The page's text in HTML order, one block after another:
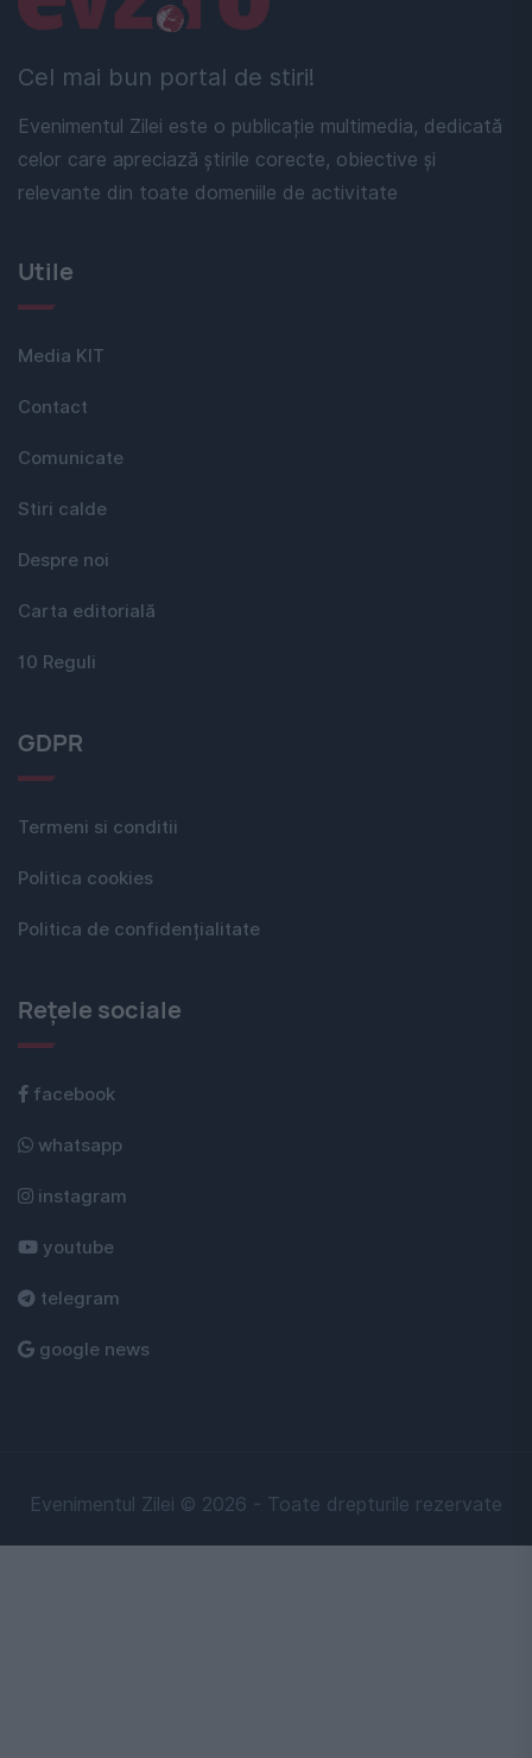
Cel mai bun portal de stiri!
Evenimentul Zilei este o publicație multimedia, dedicată
celor care apreciază știrile corecte, obiective și
relevante din toate domeniile de activitate
Utile
Media KIT
Contact
Comunicate
Stiri calde
Despre noi
Carta editorială
10 Reguli
GDPR
Termeni si conditii
Politica cookies
Politica de confidențialitate
Rețele sociale
facebook
whatsapp
instagram
youtube
telegram
google news
Evenimentul Zilei © 2026 - Toate drepturile rezervate